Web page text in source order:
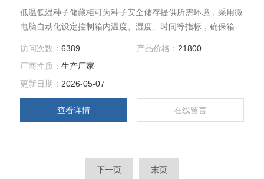
低温低湿种子储藏柜可为种子安全储存提供所需环境，采用微
电脑自动化设定控制箱内温度、湿度、时间等指标，确保箱内
统。控制系统具有除霜，延时，超温报警，自动除湿，时差纠
正，紫外杀菌等功能，安全可靠全不锈钢内、外柜体，制冷结
构为风冷式不结霜多项安全保护功能(触电、漏电、过载、过
流、压缩机延长启动！
访问次数：6389 产品价格： 21800
厂商性质：生产厂家
更新日期： 2026-05-07
查看详情 在线留言
下一页 末页